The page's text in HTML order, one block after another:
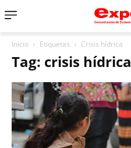
Inicio Etiquetas Crisis hídrica
Tag: crisis hídrica